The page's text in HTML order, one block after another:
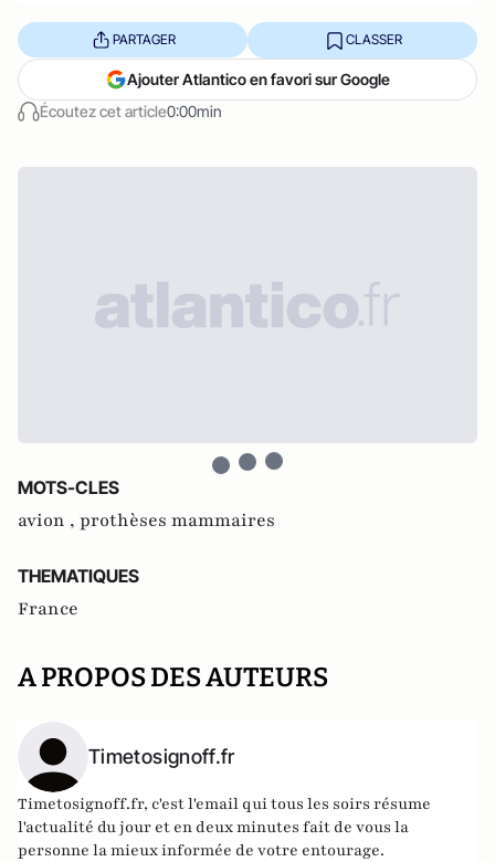
Écoutez cet article0:00min
PARTAGER CLASSER
Ajouter Atlantico en favori sur Google
MOTS-CLES
avion , prothèses mammaires
THEMATIQUES
France
A PROPOS DES AUTEURS
Timetosignoff.fr
Timetosignoff.fr, c'est l'email qui tous les soirs résume
l'actualité du jour et en deux minutes fait de vous la
personne la mieux informée de votre entourage.